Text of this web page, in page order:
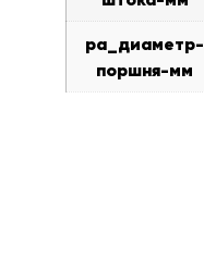
pa_диаметр-
поршня-мм